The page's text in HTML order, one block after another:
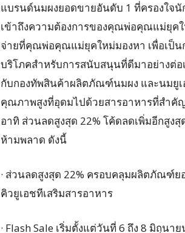
แบรนด์นมผงยอดขายอันดับ 1 ที่ครองใจนั
เข้าถึงความต้องการของคุณพ่อคุณแม่ยุค
จ่ายที่คุณพ่อคุณแม่ยุคใหม่มองหา เพื่อเป็
บริโภคสำหรับการสนับสนุนที่ดีมาอย่างต่
กับกองทัพสินค้าผลิตภัณฑ์นมผง และนมยู
คุณภาพสูงที่อุดมไปด้วยสารอาหารที่สำคั
อาทิ ส่วนลดสูงสุด 22% โค้ดลดเพิ่มอีกสูง
ห้ามพลาด ดังนี้
· ส่วนลดสูงสุด 22% ครอบคลุมผลิตภัณฑ์ย
คิวยูเอชทีเสริมสารอาหาร
· Flash Sale เริ่มตั้งแต่วันที่ 6 ถึง 8 มิถุนา